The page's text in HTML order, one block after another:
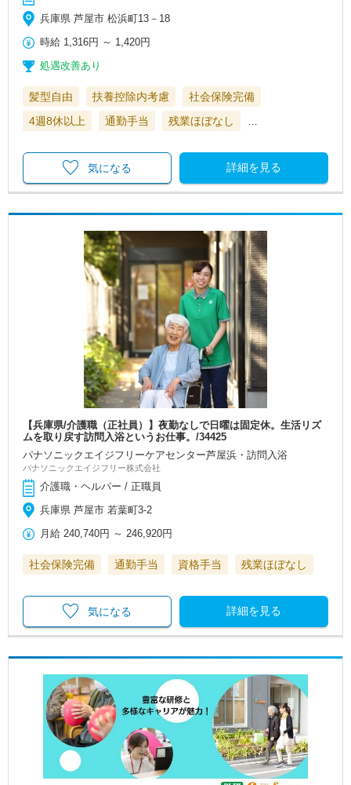
兵庫県 芦屋市 松浜町13－18
時給 1,316円 ～ 1,420円
処遇改善あり
髪型自由 扶養控除内考慮
社会保険完備
4週8休以上
通勤手当 残業ほぼなし …
詳細を見る
気になる
【兵庫県/介護職（正社員）】夜勤なしで日曜は固定休。生活リズ
ムを取り戻す訪問入浴というお仕事。/34425
パナソニックエイジフリーケアセンター芦屋浜・訪問入浴
パナソニックエイジフリー株式会社
介護職・ヘルパー / 正職員
兵庫県 芦屋市 若葉町3-2
月給 240,740円 ～ 246,920円
社会保険完備 通勤手当 資格手当 残業ほぼなし
詳細を見る
気になる